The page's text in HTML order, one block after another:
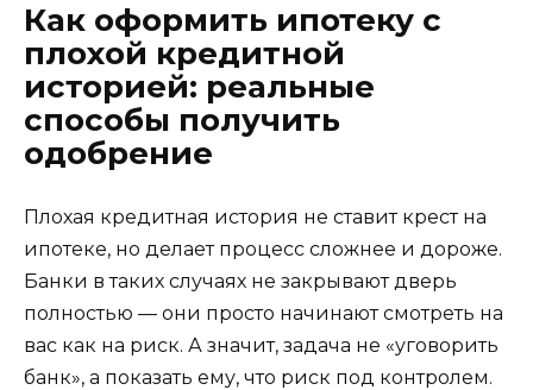
Как оформить ипотеку с
плохой кредитной
историей: реальные
способы получить
одобрение
Плохая кредитная история не ставит крест на
ипотеке, но делает процесс сложнее и дороже.
Банки в таких случаях не закрывают дверь
полностью — они просто начинают смотреть на
вас как на риск. А значит, задача не «уговорить
банк», а показать ему, что риск под контролем.